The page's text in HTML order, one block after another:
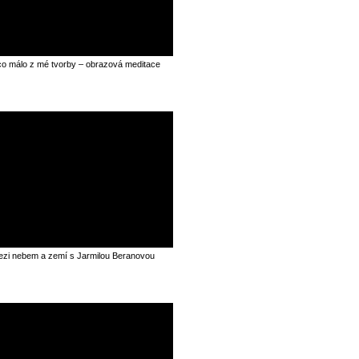
málo z mé tvorby – obrazová meditace
nebem a zemí s Jarmilou Beranovou